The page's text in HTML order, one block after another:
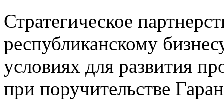
Стратегическое
республиканскому
условиях для развития
при поручительстве